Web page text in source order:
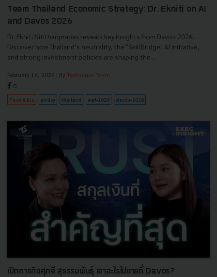
Team Thailand Economic Strategy: Dr. Ekniti on AI
and Davos 2026
Dr. Ekniti Nitithanprapas reveals key insights from Davos 2026.
Discover how Thailand’s neutrality, the "SkillBridge" AI initiative,
and strong investment policies are shaping the ...
February 16, 2026 | By Techsauce Team
0
Tech & Biz policy thailand wef-2026 davos-2026
เปิดภารกิจศุภจี สุธรรมพันธุ์ เอาอะไรไปขายที่ Davos?